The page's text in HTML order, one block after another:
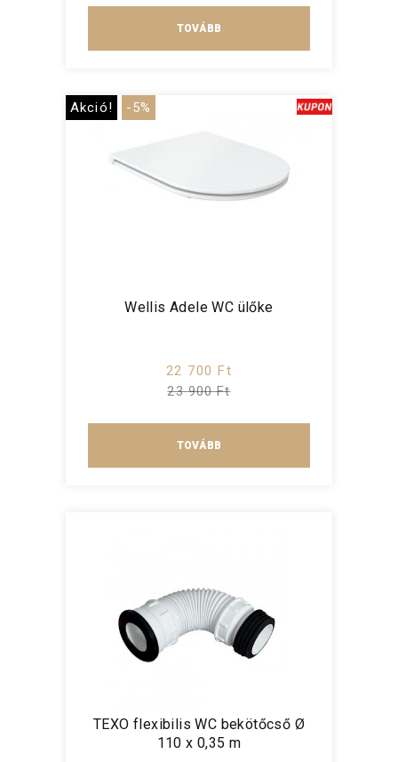
TOVÁBB
Akció! -5%
Wellis Adele WC ülőke
22 700 Ft
23 900 Ft
TOVÁBB
TEXO flexibilis WC bekötőcső Ø
110 x 0,35 m